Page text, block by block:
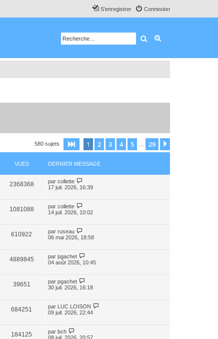
Connexion
S’enregistrer
Rechercher
580 sujets Page sur29
1 2 3 4 5 29
VUES DERNIER MESSAGE
2368368 par collette
17 juil. 2026, 16:39
1081088 par collette
14 juil. 2026, 10:02
610922 par ruseau
06 mai 2026, 18:58
4889845 par pgachet
04 août 2026, 10:45
39651 par pgachet
30 juil. 2026, 16:18
684251 par LUC LOISON
09 juil. 2026, 22:44
184125 par bch
08 juil. 2026, 20:57